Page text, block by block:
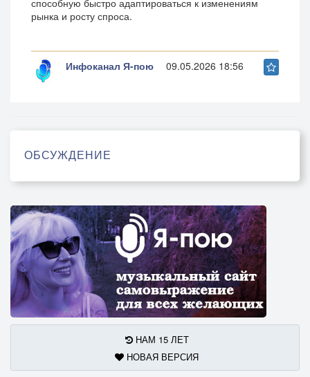
способную быстро адаптироваться к изменениям
рынка и росту спроса.
Инфоканал Я-пою 09.05.2026 18:56
ОБСУЖДЕНИЕ
НАМ 15 ЛЕТ
НОВАЯ ВЕРСИЯ